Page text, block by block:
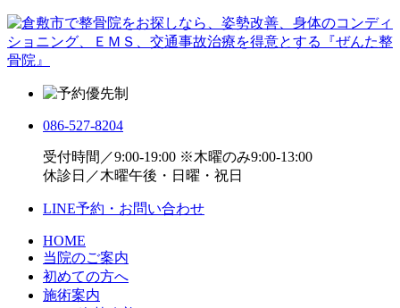
086-527-8204
受付時間／9:00-19:00 ※木曜のみ9:00-13:00
休診日／木曜午後・日曜・祝日
LINE予約・お問い合わせ
HOME
当院のご案内
初めての方へ
施術案内